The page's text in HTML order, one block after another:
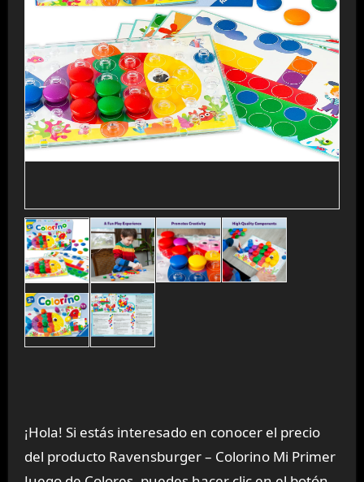
¡Hola! Si estás interesado en conocer el precio
del producto Ravensburger – Colorino Mi Primer